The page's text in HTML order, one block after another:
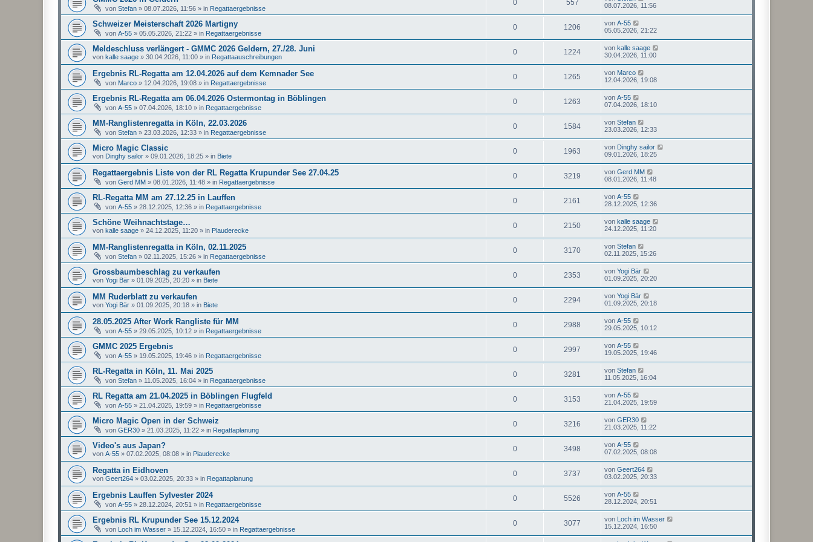
von Stefan » 08.07.2026, 11:56 » in Regattaergebnisse
0 557
08.07.2026, 11:56
Schweizer Meisterschaft 2026 Martigny
von A-55 » 05.05.2026, 21:22 » in Regattaergebnisse
0 1206 von A-55
05.05.2026, 21:22
Meldeschluss verlängert - GMMC 2026 Geldern, 27./28. Juni
von kalle saage » 30.04.2026, 11:00 » in Regattaauschreibungen
0 1224 von kalle saage
30.04.2026, 11:00
Ergebnis RL-Regatta am 12.04.2026 auf dem Kemnader See
von Marco » 12.04.2026, 19:08 » in Regattaergebnisse
0 1265 von Marco
12.04.2026, 19:08
Ergebnis RL-Regatta am 06.04.2026 Ostermontag in Böblingen
von A-55 » 07.04.2026, 18:10 » in Regattaergebnisse
0 1263 von A-55
07.04.2026, 18:10
MM-Ranglistenregatta in Köln, 22.03.2026
von Stefan » 23.03.2026, 12:33 » in Regattaergebnisse
0 1584 von Stefan
23.03.2026, 12:33
Micro Magic Classic
von Dinghy sailor » 09.01.2026, 18:25 » in Biete
0 1963 von Dinghy sailor
09.01.2026, 18:25
Regattaergebnis Liste von der RL Regatta Krupunder See 27.04.25
von Gerd MM » 08.01.2026, 11:48 » in Regattaergebnisse
0 3219 von Gerd MM
08.01.2026, 11:48
RL-Regatta MM am 27.12.25 in Lauffen
von A-55 » 28.12.2025, 12:36 » in Regattaergebnisse
0 2161 von A-55
28.12.2025, 12:36
Schöne Weihnachtstage…
von kalle saage » 24.12.2025, 11:20 » in Plauderecke
0 2150 von kalle saage
24.12.2025, 11:20
MM-Ranglistenregatta in Köln, 02.11.2025
von Stefan » 02.11.2025, 15:26 » in Regattaergebnisse
0 3170 von Stefan
02.11.2025, 15:26
Grossbaumbeschlag zu verkaufen
von Yogi Bär » 01.09.2025, 20:20 » in Biete
0 2353 von Yogi Bär
01.09.2025, 20:20
MM Ruderblatt zu verkaufen
von Yogi Bär » 01.09.2025, 20:18 » in Biete
0 2294 von Yogi Bär
01.09.2025, 20:18
28.05.2025 After Work Rangliste für MM
von A-55 » 29.05.2025, 10:12 » in Regattaergebnisse
0 2988 von A-55
29.05.2025, 10:12
GMMC 2025 Ergebnis
von A-55 » 19.05.2025, 19:46 » in Regattaergebnisse
0 2997 von A-55
19.05.2025, 19:46
RL-Regatta in Köln, 11. Mai 2025
von Stefan » 11.05.2025, 16:04 » in Regattaergebnisse
0 3281 von Stefan
11.05.2025, 16:04
RL Regatta am 21.04.2025 in Böblingen Flugfeld
von A-55 » 21.04.2025, 19:59 » in Regattaergebnisse
0 3153 von A-55
21.04.2025, 19:59
Micro Magic Open in der Schweiz
von GER30 » 21.03.2025, 11:22 » in Regattaplanung
0 3216 von GER30
21.03.2025, 11:22
Video's aus Japan?
von A-55 » 07.02.2025, 08:08 » in Plauderecke
0 3498 von A-55
07.02.2025, 08:08
Regatta in Eidhoven
von Geert264 » 03.02.2025, 20:33 » in Regattaplanung
0 3737 von Geert264
03.02.2025, 20:33
Ergebnis Lauffen Sylvester 2024
von A-55 » 28.12.2024, 20:51 » in Regattaergebnisse
0 5526 von A-55
28.12.2024, 20:51
Ergebnis RL Krupunder See 15.12.2024
von Loch im Wasser » 15.12.2024, 16:50 » in Regattaergebnisse
0 3077 von Loch im Wasser
15.12.2024, 16:50